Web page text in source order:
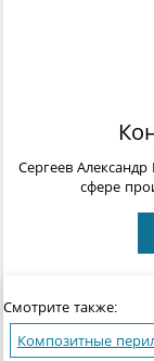
Сергеев Александр
сфере
Смотрите также:
Композитные